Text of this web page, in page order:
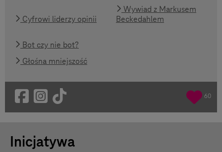
Cyfrowi liderzy opinii
Wywiad z Markusem
Beckedahlem
Bot czy nie bot?
Głośna mniejszość
60
Inicjatywa